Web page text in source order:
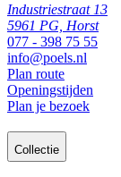
Industriestraat 13
5961 PG, Horst
077 - 398 75 55
info@poels.nl
Plan route
Openingstijden
Plan je bezoek
Collectie